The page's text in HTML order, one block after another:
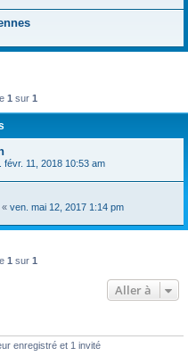
1 sur 1
févr. 11, 2018 10:53 am
« ven. mai 12, 2017 1:14 pm
1 sur 1
Aller à
enregistré et 1 invité